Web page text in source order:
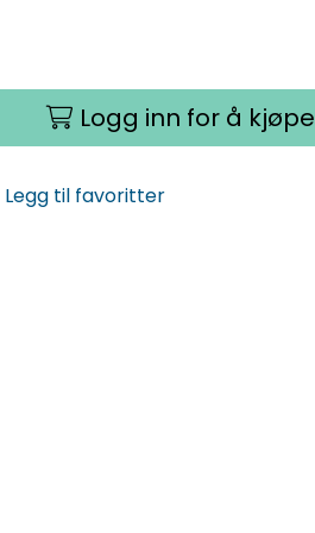
Logg inn for å kjøpe
Legg til favoritter